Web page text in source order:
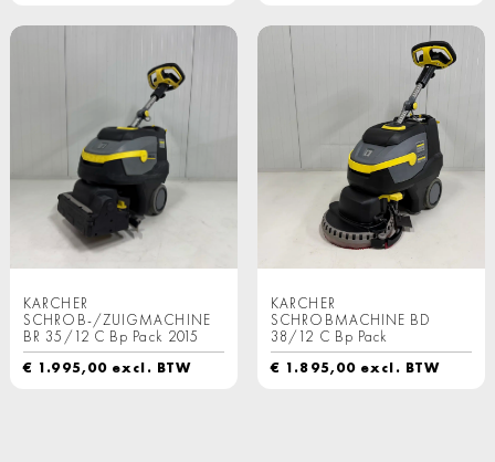
KARCHER
SCHROB-/ZUIGMACHINE
BR 35/12 C Bp Pack 2015
€ 1.995,00 excl. BTW
KARCHER
SCHROBMACHINE BD
38/12 C Bp Pack
€ 1.895,00 excl. BTW